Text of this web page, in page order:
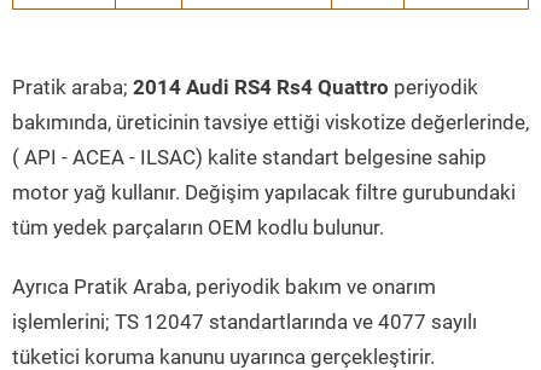
Pratik araba; 2014 Audi RS4 Rs4 Quattro periyodik
bakımında, üreticinin tavsiye ettiği viskotize değerlerinde,
( API - ACEA - ILSAC) kalite standart belgesine sahip
motor yağ kullanır. Değişim yapılacak filtre gurubundaki
tüm yedek parçaların OEM kodlu bulunur.
Ayrıca Pratik Araba, periyodik bakım ve onarım
işlemlerini; TS 12047 standartlarında ve 4077 sayılı
tüketici koruma kanunu uyarınca gerçekleştirir.